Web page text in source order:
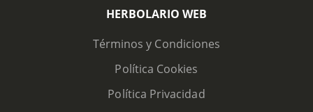
HERBOLARIO WEB
Términos y Condiciones
Política Cookies
Política Privacidad